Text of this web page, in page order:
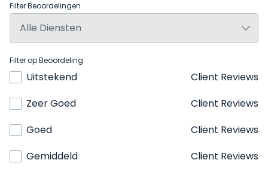
Filter Beoordelingen
Filter op Beoordeling
Uitstekend
Client Reviews
Zeer Goed
Client Reviews
Goed
Client Reviews
Gemiddeld
Client Reviews